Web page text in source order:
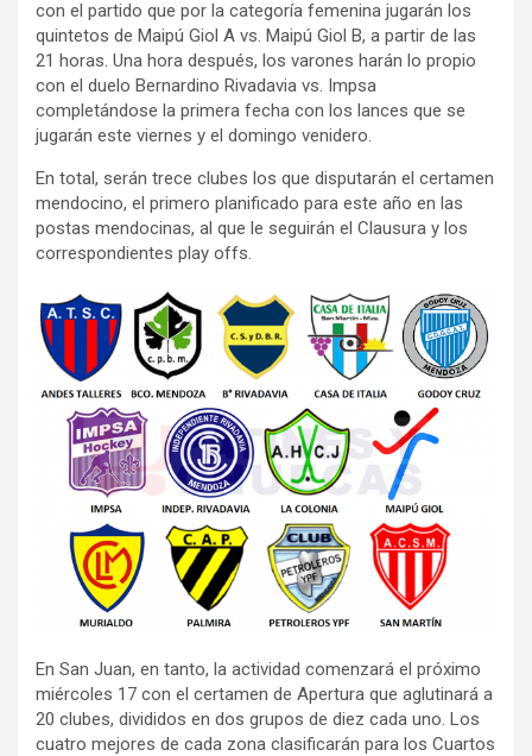
con el partido que por la categoría femenina jugarán los
quintetos de Maipú Giol A vs. Maipú Giol B, a partir de las
21 horas. Una hora después, los varones harán lo propio
con el duelo Bernardino Rivadavia vs. Impsa
completándose la primera fecha con los lances que se
jugarán este viernes y el domingo venidero.
En total, serán trece clubes los que disputarán el certamen
mendocino, el primero planificado para este año en las
postas mendocinas, al que le seguirán el Clausura y los
correspondientes play offs.
En San Juan, en tanto, la actividad comenzará el próximo
miércoles 17 con el certamen de Apertura que aglutinará a
20 clubes, divididos en dos grupos de diez cada uno. Los
cuatro mejores de cada zona clasificarán para los Cuartos